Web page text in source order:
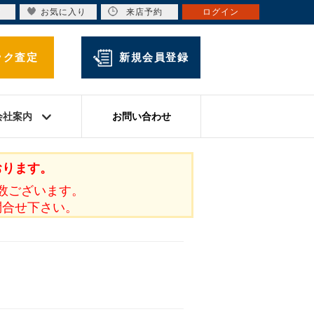
査定 新規会員登録
社案内 お問い合わせ
ます。
ざいます。
せ下さい。
お気に入り 来店予約 ログイン